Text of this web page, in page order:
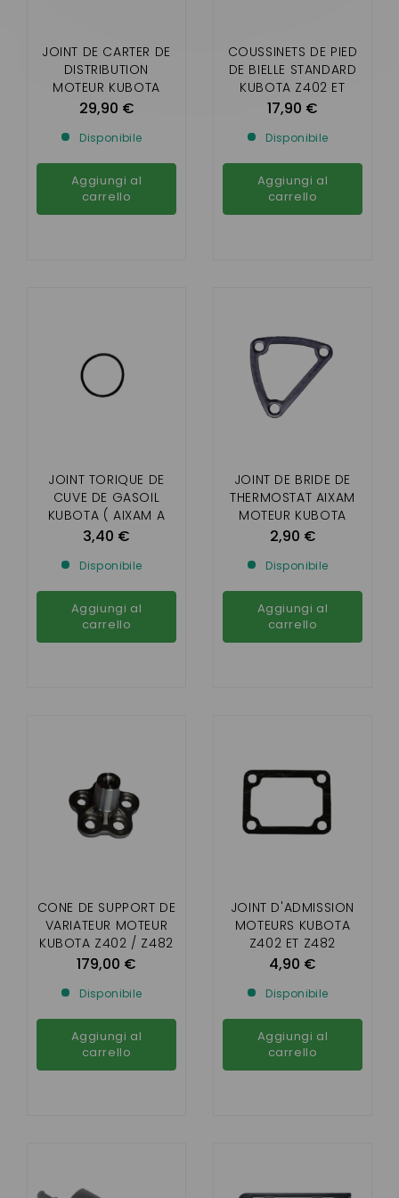
JOINT DE CARTER DE
DISTRIBUTION
MOTEUR KUBOTA
BICYLINDRE Z402 ET
29,90 €
Disponibile
Aggiungi al
carrello
COUSSINETS DE PIED
DE BIELLE STANDARD
KUBOTA Z402 ET
Z482 ( AIXAM )
17,90 €
Disponibile
Aggiungi al
carrello
JOINT TORIQUE DE
CUVE DE GASOIL
KUBOTA ( AIXAM A
PARTIR DE 2003 )
3,40 €
Disponibile
Aggiungi al
carrello
JOINT DE BRIDE DE
THERMOSTAT AIXAM
MOTEUR KUBOTA
BICYLINDRE
2,90 €
Disponibile
Aggiungi al
carrello
CONE DE SUPPORT DE
VARIATEUR MOTEUR
KUBOTA Z402 / Z482
AIXAM
179,00 €
Disponibile
Aggiungi al
carrello
JOINT D'ADMISSION
MOTEURS KUBOTA
Z402 ET Z482
4,90 €
Disponibile
Aggiungi al
carrello